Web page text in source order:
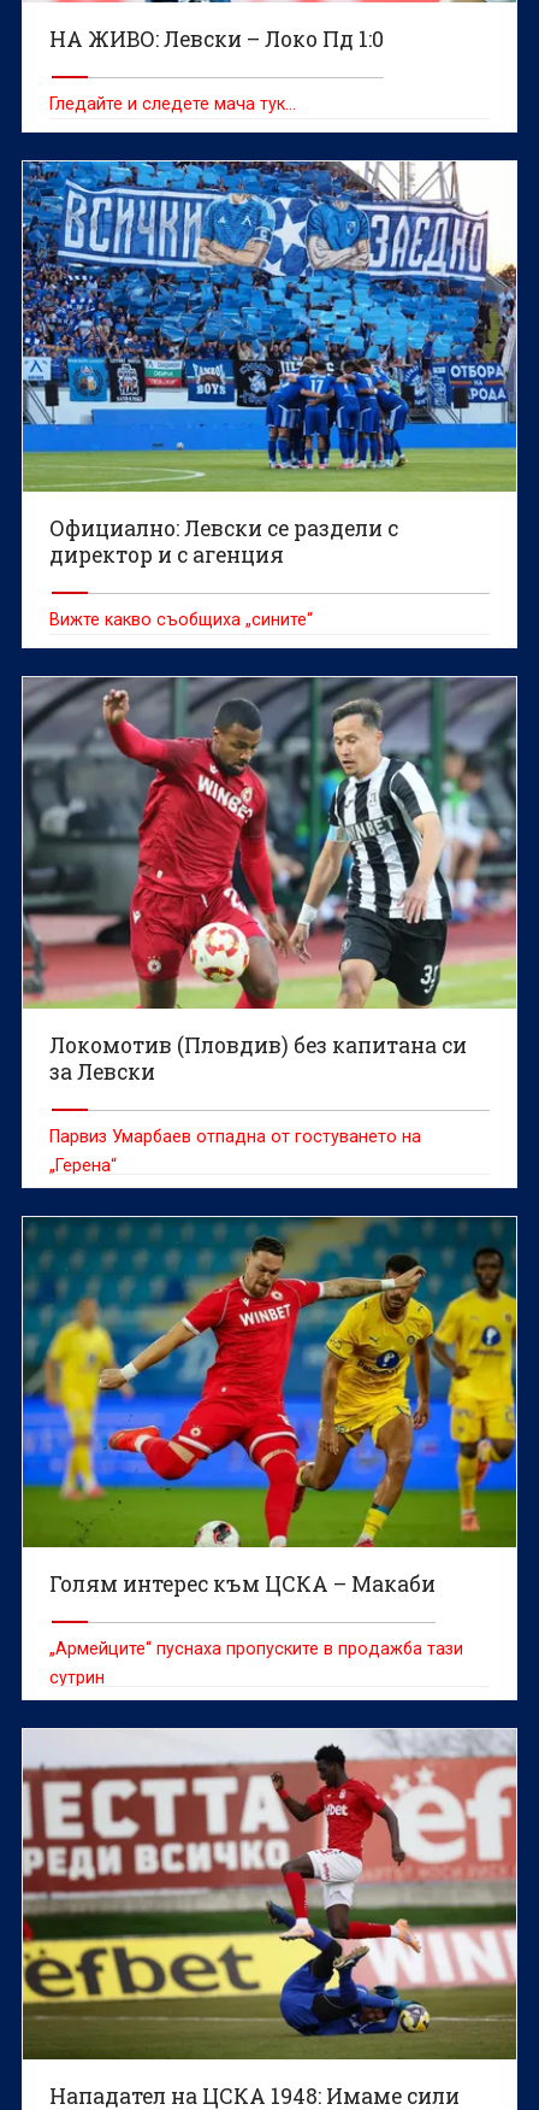
НА ЖИВО: Левски – Локо Пд 1:0
Гледайте и следете мача тук…
Официално: Левски се раздели с
директор и с агенция
Вижте какво съобщиха „сините“
Локомотив (Пловдив) без капитана си
за Левски
Парвиз Умарбаев отпадна от гостуването на
„Герена“
Голям интерес към ЦСКА – Макаби
„Армейците“ пуснаха пропуските в продажба тази
сутрин
Нападател на ЦСКА 1948: Имаме сили